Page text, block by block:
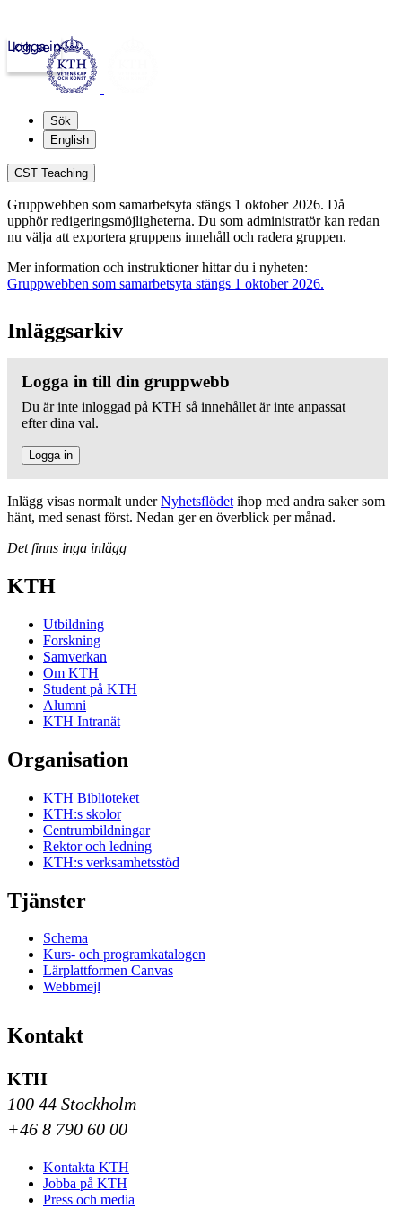
kth.se
Logga in
Sök
English
CST Teaching
Gruppwebben som samarbetsyta stängs 1 oktober 2026. Då
upphör redigeringsmöjligheterna. Du som administratör kan redan
nu välja att exportera gruppens innehåll och radera gruppen.
Mer information och instruktioner hittar du i nyheten:
Gruppwebben som samarbetsyta stängs 1 oktober 2026.
Inläggsarkiv
Logga in till din gruppwebb
Du är inte inloggad på KTH så innehållet är inte anpassat
efter dina val.
Logga in
Inlägg visas normalt underNyhetsflödet ihop med andra saker som
hänt, med senast först. Nedan ger en överblick per månad.
Det finns inga inlägg
KTH
Utbildning
Forskning
Samverkan
Om KTH
Student på KTH
Alumni
KTH Intranät
Organisation
KTH Biblioteket
KTH:s skolor
Centrumbildningar
Rektor och ledning
KTH:s verksamhetsstöd
Tjänster
Schema
Kurs- och programkatalogen
Lärplattformen Canvas
Webbmejl
Kontakt
KTH
100 44 Stockholm
+46 8 790 60 00
Kontakta KTH
Jobba på KTH
Press och media